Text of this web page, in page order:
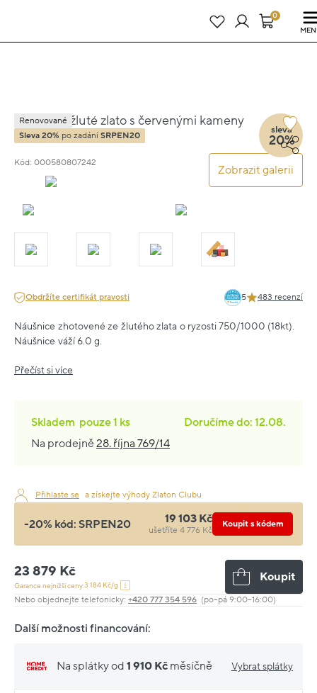
23 dní : 18h : 48m : 35s0
Náušnice žluté zlato s červenými kameny
18kt 5cm 6g
Kód: 000580807242
Zobrazit galerii
Renovované
Sleva 20% po zadání SRPEN20
sleva
20%
Obdržíte certifikát pravosti 5 483 recenzí
Náušnice zhotovené ze žlutého zlata o ryzosti 750/1000 (18kt).
Náušnice váží 6.0 g.
Přečíst si více
Skladem pouze1 ks
Doručíme do: 12.08.
Na prodejně28. října 769/14
Přihlaste se a získejte výhody Zlaton Clubu
-20% kód: SRPEN20 19 103 Kč
ušetříte 4 776 Kč
Koupit s kódem
23 879 Kč
Garance nejnižší ceny:3 184 Kč/g
Koupit
Nebo objednejte telefonicky: +420 777 354 596 (po–pá 9:00–16:00)
Další možnosti financování:
Na splátky od 1 910 Kč měsíčně Vybrat splátky